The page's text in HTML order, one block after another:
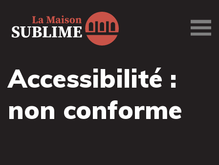
Maison
Accessibilité :
non conforme